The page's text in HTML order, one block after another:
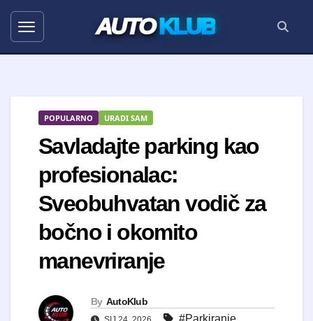
AUTOKLUB
POPULARNO URADI SAM
Savladajte parking kao
profesionalac:
Sveobuhvatan vodič za
bočno i okomito
manevriranje
By AutoKlub
#Parkiranje